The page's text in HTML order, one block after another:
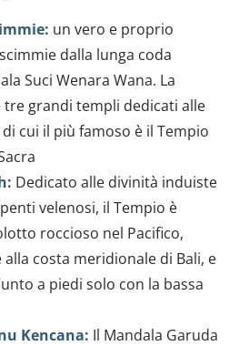
un vero e proprio
dalla lunga coda
Suci Wenara Wana. La
grandi templi dedicati alle
cui il più famoso è il Tempio
Dedicato alle divinità induiste
velenosi, il Tempio è
roccioso nel Pacifico,
costa meridionale di Bali, e
a piedi solo con la bassa
Kencana: Il Mandala Garuda